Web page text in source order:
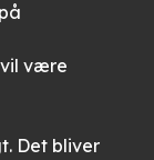
vil være
Det bliver